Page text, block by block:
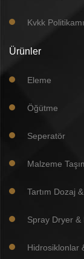
Kvkk
Ürünler
Eleme
Öğütme
Seperatör
Malzeme
Tartım Dozaj
Spray Dryer
Hidrosiklonlar